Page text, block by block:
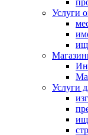
Услуги
Услуги